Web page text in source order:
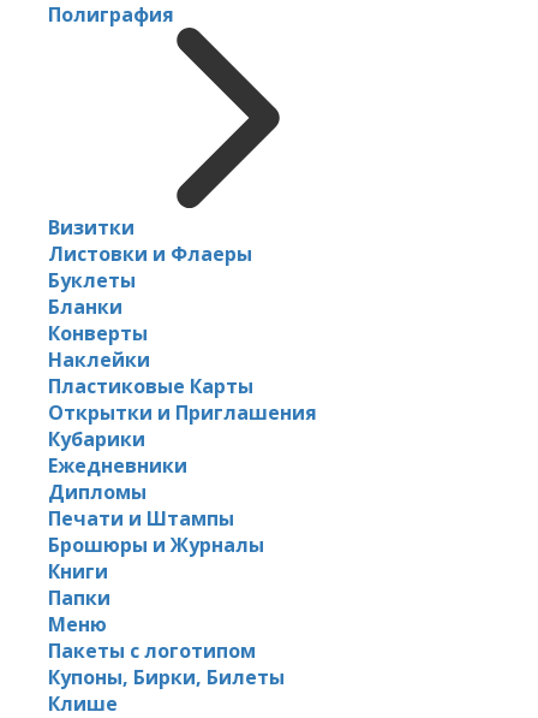
Полиграфия
Визитки
Листовки и Флаеры
Буклеты
Бланки
Конверты
Наклейки
Пластиковые Карты
Открытки и Приглашения
Кубарики
Ежедневники
Дипломы
Печати и Штампы
Брошюры и Журналы
Книги
Папки
Меню
Пакеты с логотипом
Купоны, Бирки, Билеты
Клише